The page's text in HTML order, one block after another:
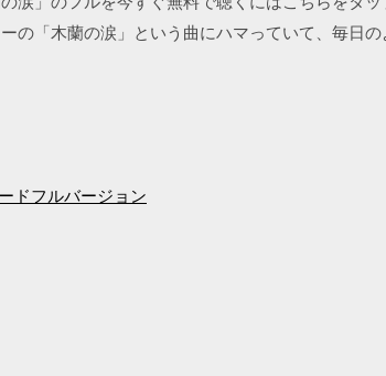
の「木蘭の涙」という曲にハマっていて、毎日の
ドフルバージョン